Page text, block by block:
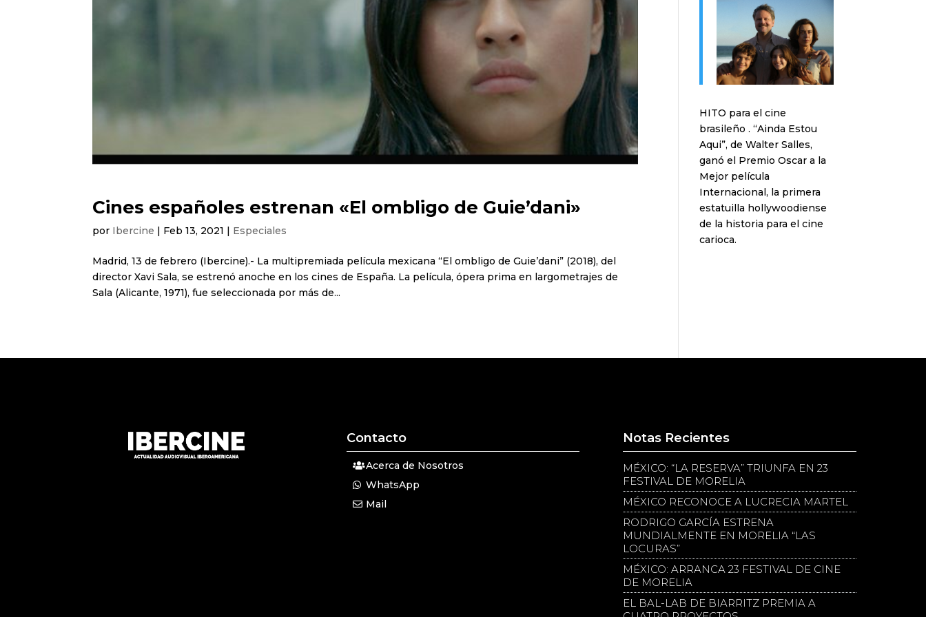
Cines españoles estrenan «El ombligo de Guie’dani»
por Ibercine | Feb 13, 2021 | Especiales
Madrid, 13 de febrero (Ibercine).- La multipremiada película mexicana “El ombligo de Guie’dani” (2018), del
director Xavi Sala, se estrenó anoche en los cines de España. La película, ópera prima en largometrajes de
Sala (Alicante, 1971), fue seleccionada por más de...
HITO para el cine
brasileño . “Ainda Estou
Aqui”, de Walter Salles,
ganó el Premio Oscar a la
Mejor película
Internacional, la primera
estatuilla hollywoodiense
de la historia para el cine
carioca.
Contacto
Acerca de Nosotros
WhatsApp
Mail
Notas Recientes
MÉXICO: “LA RESERVA” TRIUNFA EN 23
FESTIVAL DE MORELIA
MÉXICO RECONOCE A LUCRECIA MARTEL
RODRIGO GARCÍA ESTRENA
MUNDIALMENTE EN MORELIA “LAS
LOCURAS”
MÉXICO: ARRANCA 23 FESTIVAL DE CINE
DE MORELIA
EL BAL-LAB DE BIARRITZ PREMIA A